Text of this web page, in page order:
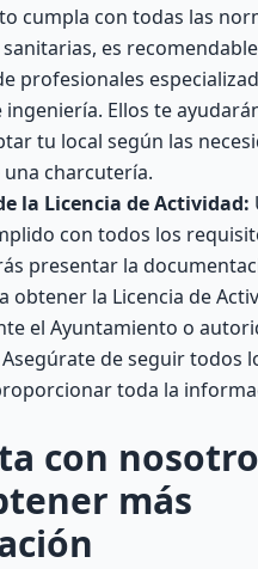
cumpla con todas las
es
profesionales
Ellos te
tu local según las
una charcutería.
la Licencia de Actividad:
con todos los
presentar la
obtener la Licencia de
el Ayuntamiento o
de seguir todos
toda la
con
más